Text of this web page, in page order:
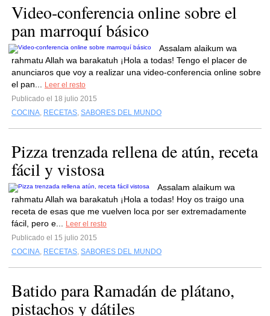
Video-conferencia online sobre el
pan marroquí básico
Assalam alaikum wa
rahmatu Allah wa barakatuh ¡Hola a todas! Tengo el placer de
anunciaros que voy a realizar una video-conferencia online sobre
el pan...
Leer el resto
Publicado el 18 julio 2015
COCINA, RECETAS, SABORES DEL MUNDO
Pizza trenzada rellena de atún, receta
fácil y vistosa
Assalam alaikum wa
rahmatu Allah wa barakatuh ¡Hola a todas! Hoy os traigo una
receta de esas que me vuelven loca por ser extremadamente
fácil, pero e...
Leer el resto
Publicado el 15 julio 2015
COCINA, RECETAS, SABORES DEL MUNDO
Batido para Ramadán de plátano,
pistachos y dátiles